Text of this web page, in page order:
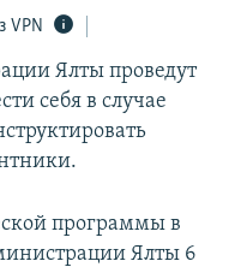
СОПРОТИВЛЕНИЯ
VPN
Ялты проведут
себя в случае
программы в
Ялты 6